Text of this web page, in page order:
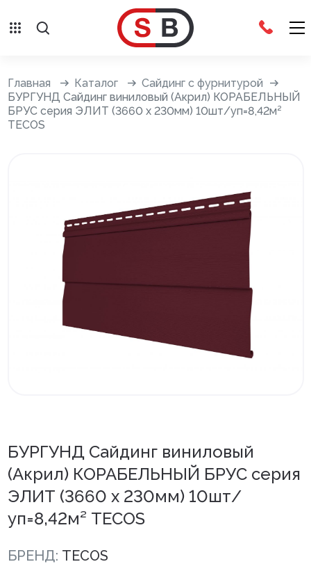
Сайдинг с фурнитурой
Дренажная система
Террасная доска
Внутренняя отделка
Листовые панели
Подоконники с комплектующими
Напольные покрытия ПВХ
Плинтус напольный с фурнитурой
Главная Каталог
Сайдинг с фурнитурой
БУРГУНД Сайдинг виниловый (Акрил) КОРАБЕЛЬНЫЙ
БРУС серия ЭЛИТ (3660 х 230мм) 10шт/уп=8,42м²
TECOS
БУРГУНД Сайдинг виниловый
(Акрил) КОРАБЕЛЬНЫЙ БРУС серия
ЭЛИТ (3660 х 230мм) 10шт/
уп=8,42м² TECOS
БРЕНД: TECOS